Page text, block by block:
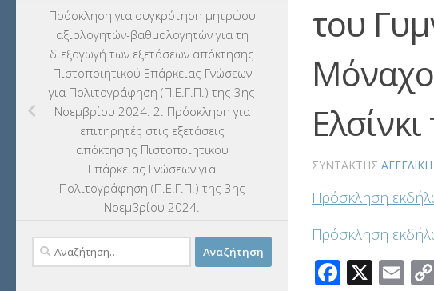
του
Μόναχο
ΣΥΝΤΆΚΤΗΣ
Πρόσκληση
Πρόσκληση
X
Πρόσκληση για συγκρότηση μητρώου
αξιολογητών-βαθμολογητών για τη
διεξαγωγή των εξετάσεων απόκτησης
Πιστοποιητικού Επάρκειας Γνώσεων
για Πολιτογράφηση (Π.Ε.Γ.Π.) της 3ης
Νοεμβρίου 2024. 2. Πρόσκληση για
επιτηρητές στις εξετάσεις
απόκτησης Πιστοποιητικού
Επάρκειας Γνώσεων για
Πολιτογράφηση (Π.Ε.Γ.Π.) της 3ης
Νοεμβρίου 2024.
Αναζήτηση
για: